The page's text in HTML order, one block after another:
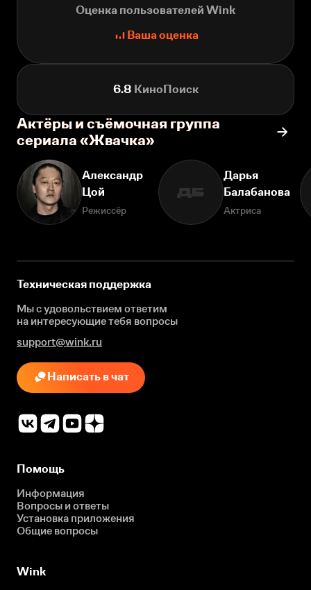
Оценка пользователей Wink
Ваша оценка
6.8 КиноПоиск
Актёры и съёмочная группа
сериала «Жвачка»
Александр
Цой
Режиссёр
ДБ
Дарья
Балабанова
Актриса
Техническая поддержка
Мы с удовольствием ответим
на интересующиетебя вопросы
support@wink.ru
Написать в чат
Помощь
Информация
Вопросы и ответы
Установка приложения
Общие вопросы
Wink